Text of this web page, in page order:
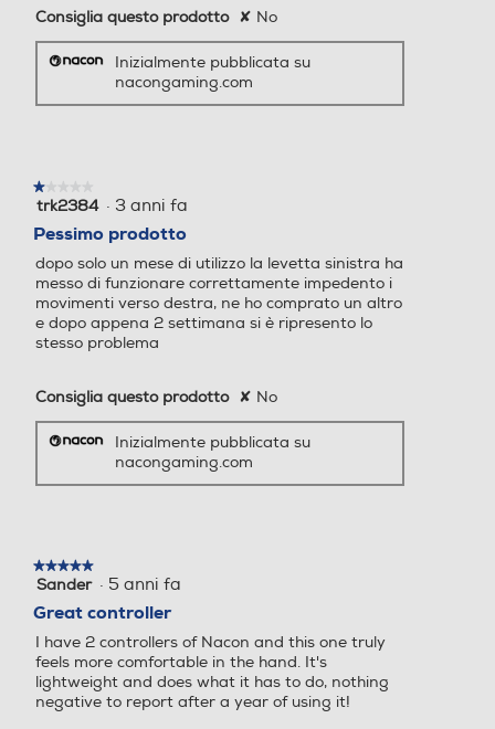
Consiglia questo prodotto ✘ No
Inizialmente pubblicata su
nacongaming.com
★★★★★
★★★★★
1
5
stelle.
trk2384 · 3 anni fa
Pessimo prodotto
dopo solo un mese di utilizzo la levetta sinistra ha
messo di funzionare correttamente impedento i
movimenti verso destra, ne ho comprato un altro
e dopo appena 2 settimana si è ripresento lo
stesso problema
Consiglia questo prodotto ✘ No
Inizialmente pubblicata su
nacongaming.com
★★★★★
★★★★★
5
5
stelle.
Sander · 5 anni fa
Great controller
I have 2 controllers of Nacon and this one truly
feels more comfortable in the hand. It's
lightweight and does what it has to do, nothing
negative to report after a year of using it!